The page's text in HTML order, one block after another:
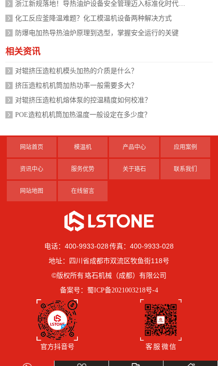
化工反应釜降温难题？化工模温机设备两种解决方式
防爆电加热导热油炉原理到选型，掌握安全运行的关键
相关资讯
对辊挤压造粒机模头加热的介质是什么？
挤压造粒机机筒加热功率一般需要多大？
对辊挤压造粒机熔体泵的控温精度如何校准？
POE造粒机机筒加热温度一般设定在多少度？
网站首页 模温机 产品中心 应用案例
资讯中心 服务优势 关于珞石 联系我们
网站地图 在线留言
电话：400-9933-028 传真：400-9933-028
地址：四川省成都市双流区牧鱼街118号
©版权所有 珞石机械（成都）有限公司
备案号： 蜀ICP备2021003218号-4
官方抖音号 客 服 微 信